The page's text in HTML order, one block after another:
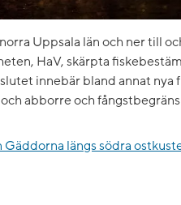
Uppsala län och ner till
HaV, skärpta
innebär bland annat
abborre och
Gäddorna längs södra